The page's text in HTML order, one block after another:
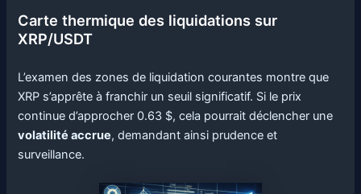
Carte thermique des liquidations sur
XRP/USDT
L’examen des zones de liquidation courantes montre que
XRP s’apprête à franchir un seuil significatif. Si le prix
continue d’approcher 0.63 $, cela pourrait déclencher une
volatilité accrue, demandant ainsi prudence et
surveillance.